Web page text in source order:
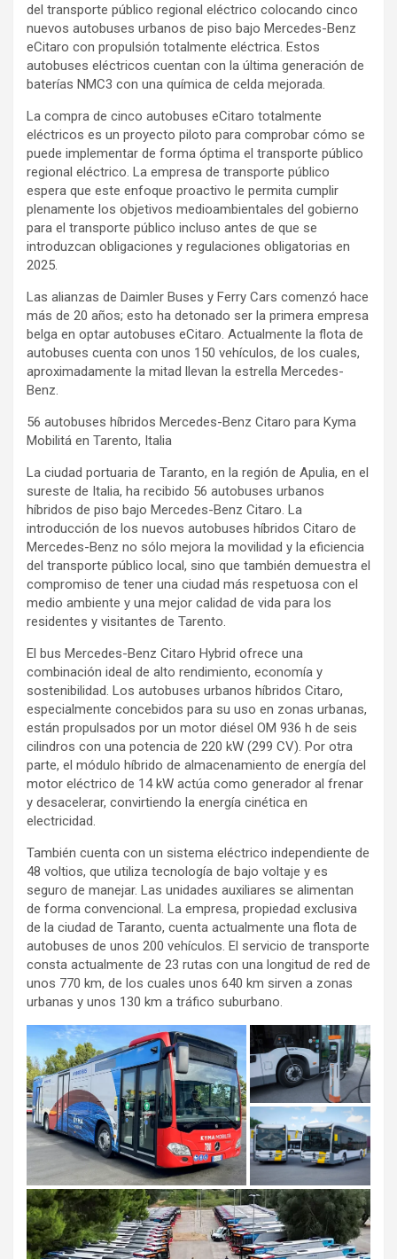
del transporte público regional eléctrico colocando cinco
nuevos autobuses urbanos de piso bajo Mercedes-Benz
eCitaro con propulsión totalmente eléctrica. Estos
autobuses eléctricos cuentan con la última generación de
baterías NMC3 con una química de celda mejorada.
La compra de cinco autobuses eCitaro totalmente
eléctricos es un proyecto piloto para comprobar cómo se
puede implementar de forma óptima el transporte público
regional eléctrico. La empresa de transporte público
espera que este enfoque proactivo le permita cumplir
plenamente los objetivos medioambientales del gobierno
para el transporte público incluso antes de que se
introduzcan obligaciones y regulaciones obligatorias en
2025.
Las alianzas de Daimler Buses y Ferry Cars comenzó hace
más de 20 años; esto ha detonado ser la primera empresa
belga en optar autobuses eCitaro. Actualmente la flota de
autobuses cuenta con unos 150 vehículos, de los cuales,
aproximadamente la mitad llevan la estrella Mercedes-
Benz.
56 autobuses híbridos Mercedes-Benz Citaro para Kyma
Mobilitá en Tarento, Italia
La ciudad portuaria de Taranto, en la región de Apulia, en el
sureste de Italia, ha recibido 56 autobuses urbanos
híbridos de piso bajo Mercedes-Benz Citaro. La
introducción de los nuevos autobuses híbridos Citaro de
Mercedes-Benz no sólo mejora la movilidad y la eficiencia
del transporte público local, sino que también demuestra el
compromiso de tener una ciudad más respetuosa con el
medio ambiente y una mejor calidad de vida para los
residentes y visitantes de Tarento.
El bus Mercedes-Benz Citaro Hybrid ofrece una
combinación ideal de alto rendimiento, economía y
sostenibilidad. Los autobuses urbanos híbridos Citaro,
especialmente concebidos para su uso en zonas urbanas,
están propulsados por un motor diésel OM 936 h de seis
cilindros con una potencia de 220 kW (299 CV). Por otra
parte, el módulo híbrido de almacenamiento de energía del
motor eléctrico de 14 kW actúa como generador al frenar
y desacelerar, convirtiendo la energía cinética en
electricidad.
También cuenta con un sistema eléctrico independiente de
48 voltios, que utiliza tecnología de bajo voltaje y es
seguro de manejar. Las unidades auxiliares se alimentan
de forma convencional. La empresa, propiedad exclusiva
de la ciudad de Taranto, cuenta actualmente una flota de
autobuses de unos 200 vehículos. El servicio de transporte
consta actualmente de 23 rutas con una longitud de red de
unos 770 km, de los cuales unos 640 km sirven a zonas
urbanas y unos 130 km a tráfico suburbano.